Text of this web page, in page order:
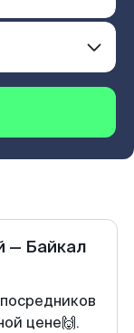
— Байкал
цене🙌.